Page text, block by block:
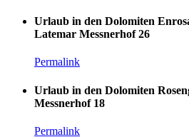
Urlaub in den Dolomiten
Latemar Messnerhof 26
Permalink
Urlaub in den Dolomiten
Messnerhof 18
Permalink